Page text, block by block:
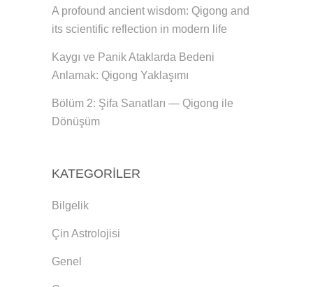
A profound ancient wisdom: Qigong and
its scientific reflection in modern life
Kaygı ve Panik Ataklarda Bedeni
Anlamak: Qigong Yaklaşımı
Bölüm 2: Şifa Sanatları — Qigong ile
Dönüşüm
KATEGORILER
Bilgelik
Çin Astrolojisi
Genel